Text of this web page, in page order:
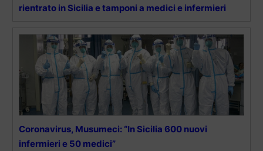
rientrato in Sicilia e tamponi a medici e infermieri
Coronavirus, Musumeci: “In Sicilia 600 nuovi
infermieri e 50 medici”